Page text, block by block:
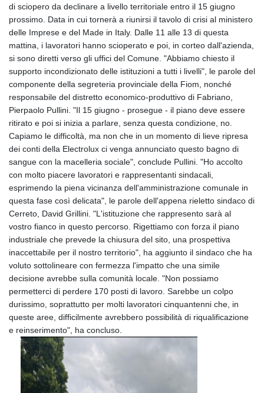
di sciopero da declinare a livello territoriale entro il 15 giugno
prossimo. Data in cui tornerà a riunirsi il tavolo di crisi al ministero
delle Imprese e del Made in Italy. Dalle 11 alle 13 di questa
mattina, i lavoratori hanno scioperato e poi, in corteo dall'azienda,
si sono diretti verso gli uffici del Comune. "Abbiamo chiesto il
supporto incondizionato delle istituzioni a tutti i livelli", le parole del
componente della segreteria provinciale della Fiom, nonché
responsabile del distretto economico-produttivo di Fabriano,
Pierpaolo Pullini. "Il 15 giugno - prosegue - il piano deve essere
ritirato e poi si inizia a parlare, senza questa condizione, no.
Capiamo le difficoltà, ma non che in un momento di lieve ripresa
dei conti della Electrolux ci venga annunciato questo bagno di
sangue con la macelleria sociale", conclude Pullini. "Ho accolto
con molto piacere lavoratori e rappresentanti sindacali,
esprimendo la piena vicinanza dell'amministrazione comunale in
questa fase così delicata", le parole dell'appena rieletto sindaco di
Cerreto, David Grillini. "L'istituzione che rappresento sarà al
vostro fianco in questo percorso. Rigettiamo con forza il piano
industriale che prevede la chiusura del sito, una prospettiva
inaccettabile per il nostro territorio", ha aggiunto il sindaco che ha
voluto sottolineare con fermezza l'impatto che una simile
decisione avrebbe sulla comunità locale. "Non possiamo
permetterci di perdere 170 posti di lavoro. Sarebbe un colpo
durissimo, soprattutto per molti lavoratori cinquantenni che, in
queste aree, difficilmente avrebbero possibilità di riqualificazione
e reinserimento", ha concluso.